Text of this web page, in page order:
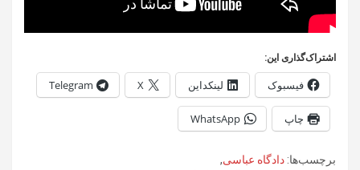
اشتراک‌گذاری این:
فیسبوک لینکداین X
Telegram
چاپ WhatsApp
برچسب‌ها: دادگاه عباسی,